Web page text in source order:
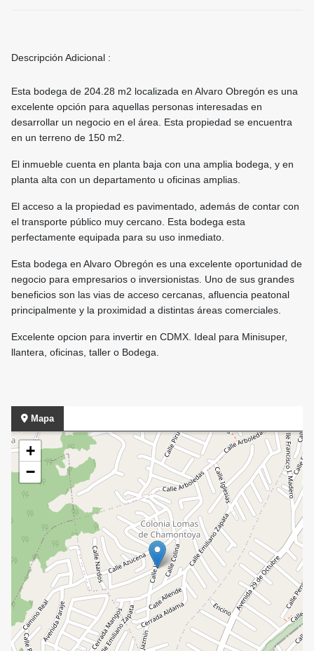
Descripción Adicional :
Esta bodega de 204.28 m2 localizada en Alvaro Obregón es una
excelente opción para aquellas personas interesadas en
desarrollar un negocio en el área. Esta propiedad se encuentra
en un terreno de 150 m2.
El inmueble cuenta en planta baja con una amplia bodega, y en
planta alta con un departamento u oficinas amplias.
El acceso a la propiedad es pavimentado, además de contar con
el transporte público muy cercano. Esta bodega esta
perfectamente equipada para su uso inmediato.
Esta bodega en Alvaro Obregón es una excelente oportunidad de
negocio para empresarios o inversionistas. Uno de sus grandes
beneficios son las vias de acceso cercanas, afluencia peatonal
principalmente y la proximidad a distintas áreas comerciales.
Excelente opcion para invertir en CDMX. Ideal para Minisuper,
llantera, oficinas, taller o Bodega.
Mapa
+
−